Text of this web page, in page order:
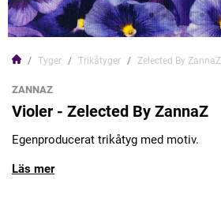
Tyger Trikåtyger Zelected By ZannaZ
ZANNAZ
Violer - Zelected By ZannaZ
Egenproducerat trikåtyg med motiv.
Läs mer